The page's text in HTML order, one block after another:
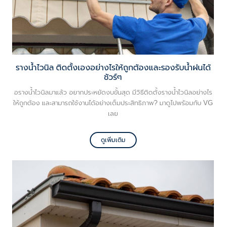
รางน้ำไวนิล ติดตั้งเองอย่างไรให้ถูกต้องและรองรับน้ำฝนได้
ชัวร์ๆ
อรางน้ำไวนิลมาแล้ว อยากประหยัดงบขั้นสุด มีวิธีติดตั้งรางน้ำไวนิลอย่างไร
ให้ถูกต้อง และสามารถใช้งานได้อย่างเต็มประสิทธิภาพ? มาดูไปพร้อมกับ VG
เลย
ดูเพิ่มเติม